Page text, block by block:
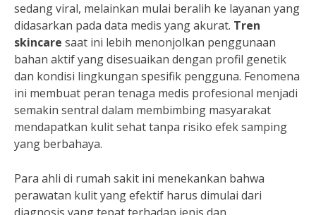
sedang viral, melainkan mulai beralih ke layanan yang
didasarkan pada data medis yang akurat. Tren
skincare saat ini lebih menonjolkan penggunaan
bahan aktif yang disesuaikan dengan profil genetik
dan kondisi lingkungan spesifik pengguna. Fenomena
ini membuat peran tenaga medis profesional menjadi
semakin sentral dalam membimbing masyarakat
mendapatkan kulit sehat tanpa risiko efek samping
yang berbahaya.
Para ahli di rumah sakit ini menekankan bahwa
perawatan kulit yang efektif harus dimulai dari